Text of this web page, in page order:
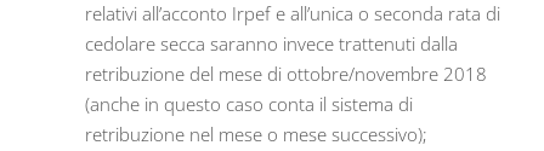
relativi all’acconto Irpef e all’unica o seconda rata di
cedolare secca saranno invece trattenuti dalla
retribuzione del mese di ottobre/novembre 2018
(anche in questo caso conta il sistema di
retribuzione nel mese o mese successivo);